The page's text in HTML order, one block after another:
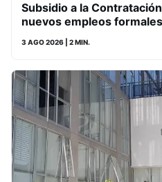
Subsidio a la
nuevos empleos
3 AGO 2026 | 2 MIN.